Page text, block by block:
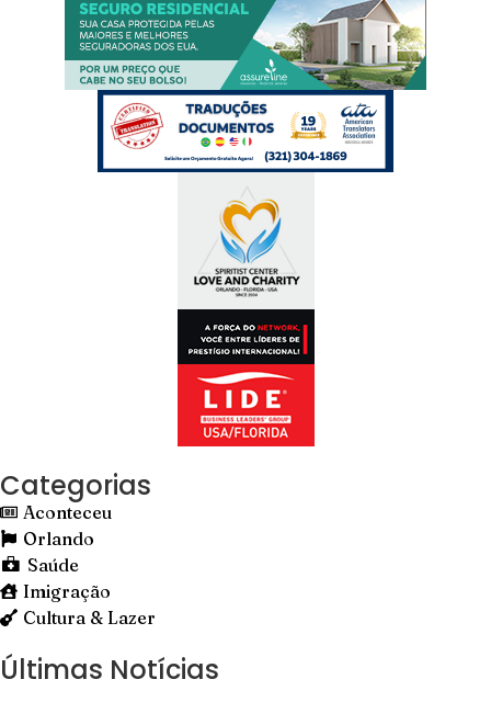
Categorias
Aconteceu
Orlando
Saúde
Imigração
Cultura & Lazer
Últimas Notícias